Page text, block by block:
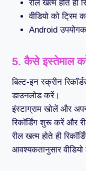
रील खत्म होते ही
वीडियो को ट्रिम
Android
5. कैसे इस्तेमाल
बिल्ट-इन स्क्रीन
डाउनलोड करें।
इंस्टाग्राम खोलें और
रिकॉर्डिंग शुरू करें और
रील खत्म होते ही
आवश्यकतानुसार